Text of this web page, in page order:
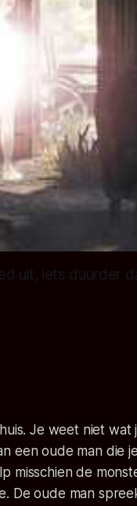
uit, iets duurder
Je weet niet wat
een oude man die je
misschien de
De oude man